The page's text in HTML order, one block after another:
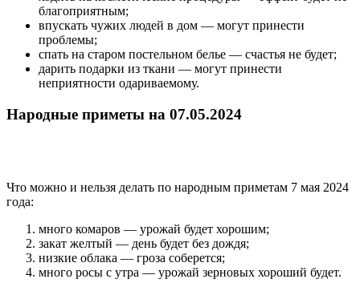
благоприятным;
впускать чужих людей в дом — могут принести
проблемы;
спать на старом постельном белье — счастья не будет;
дарить подарки из ткани — могут принести
неприятности одариваемому.
Народные приметы на 07.05.2024
Что можно и нельзя делать по народным приметам 7 мая 2024
года:
много комаров — урожай будет хорошим;
закат желтый — день будет без дождя;
низкие облака — гроза соберется;
много росы с утра — урожай зерновых хороший будет.